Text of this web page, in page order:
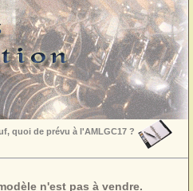
quoi de prévu à l'AMLGC17 ?
n'est pas à vendre.